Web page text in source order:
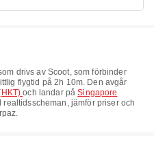
drivs av Scoot, som förbinder
flygtid på2h 10m. Den avgår
och landar påSingapore
realtidsscheman, jämför priser och